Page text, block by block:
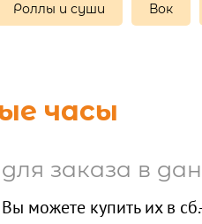
Роллы и суши Вок
часы
заказа в
Вы можете купить их в